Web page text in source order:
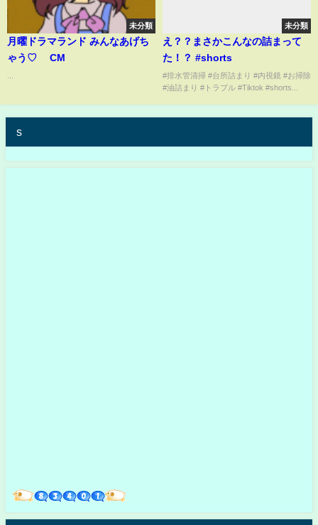
未分類
月曜ドラマランド みんなあげち
ゃう♡ CM
未分類
え？？まさかこんなの詰まって
た！？ #shorts
#排水管清掃 #台所詰まり #内視鏡 #お掃除
#油詰まり #トラブル #Tiktok #shorts...
s